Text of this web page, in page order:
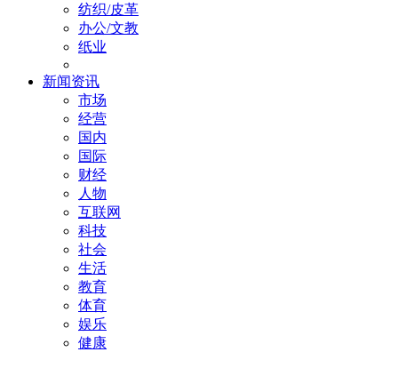
纺织/皮革
办公/文教
纸业
新闻资讯
市场
经营
国内
国际
财经
人物
互联网
科技
社会
生活
教育
体育
娱乐
健康